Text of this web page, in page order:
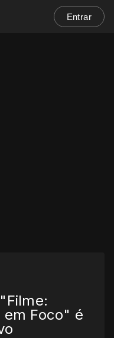
Entrar
em Foco" é